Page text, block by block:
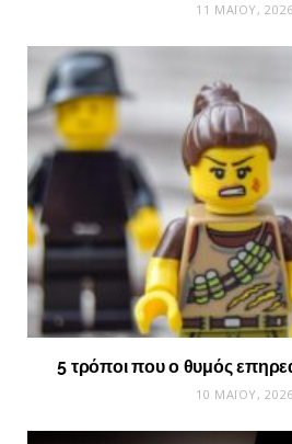
11 ΜΑΪ́ΟΥ, 2026
5 τρόποι που ο θυμός
10 ΜΑΪ́ΟΥ, 2026